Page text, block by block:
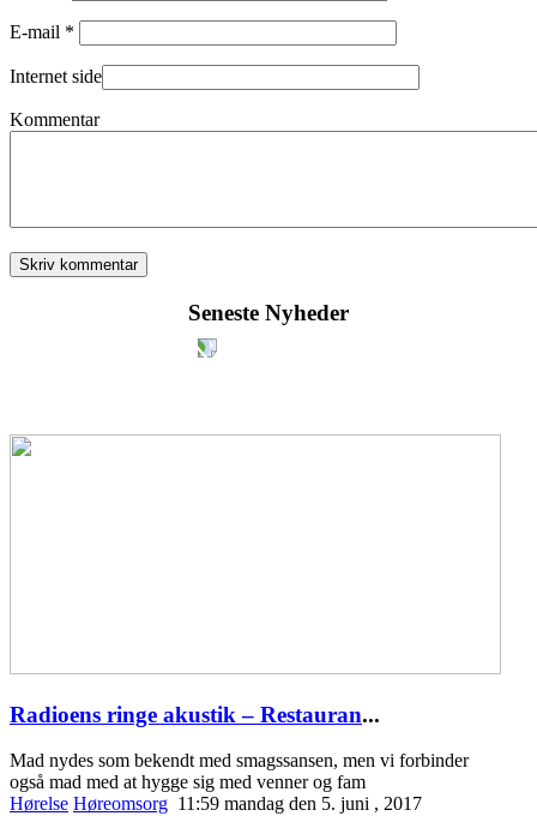
E-mail *
Internet side
Kommentar
Seneste Nyheder
Radioens ringe akustik – Restauran...
Mad nydes som bekendt med smagssansen, men vi forbinder
også mad med at hygge sig med venner og fam
Hørelse Høreomsorg 11:59 mandag den 5. juni , 2017